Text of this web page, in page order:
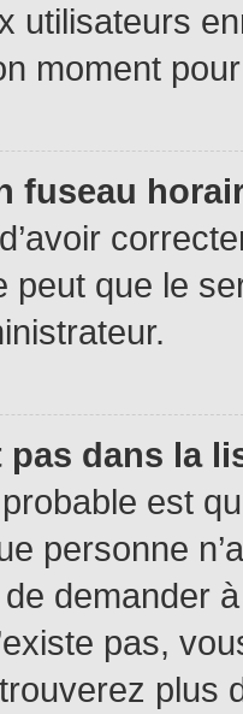
utilisateurs
moment
fuseau
peut que le
pas dans la
est
personne
demander
pas,
plus